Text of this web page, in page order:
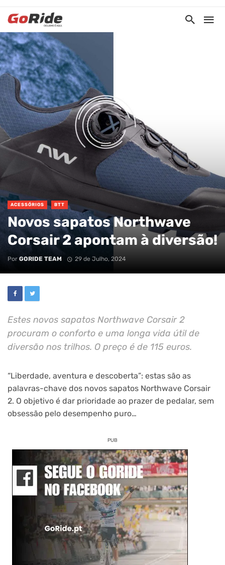
ACESSÓRIOS BTT
Novos sapatos Northwave
Corsair 2 apontam à diversão!
Por GORIDE TEAM 29 de Julho, 2024
Estes novos sapatos Northwave Corsair 2
procuram o conforto e uma longa vida útil de
diversão nos trilhos. O preço é de 115 euros.
“Liberdade, aventura e descoberta”: estas são as
palavras-chave dos novos sapatos Northwave Corsair
2. O objetivo é dar prioridade ao prazer de pedalar, sem
obsessão pelo desempenho puro…
PUB